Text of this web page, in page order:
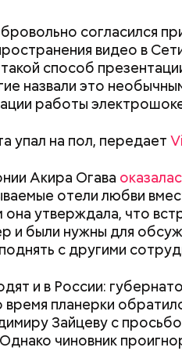
согласился
видео в
способ
назвали это
работы
упал на пол, передает
Акира Огава
отели любви
утверждала, что
и были нужны для
с другими
и в России:
планерки
Зайцеву с
чиновник
составляет 36
приятно и к тому же
здесь можно
лучше взять носки или
больницу в городе
28 лет. В
в 2009 году в возрасте
Однако в 2010-х
креслу, из-за
В 2021 году
протекала
года Люсиль Рандон
для
Как
сентября:
которые
школьнику